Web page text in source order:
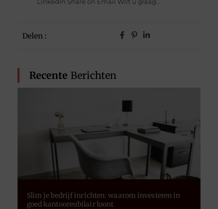
Delen :
Recente Berichten
Slim je bedrijf inrichten: waarom investeren in
goed kantooreubilair loont
LinkedIn Share on Email Wilt u graag...